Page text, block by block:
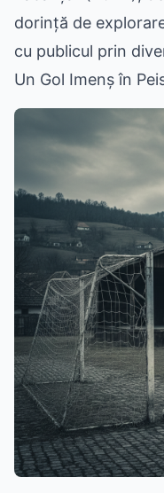
dorință de
cu publicul prin
Un Gol Imenș în